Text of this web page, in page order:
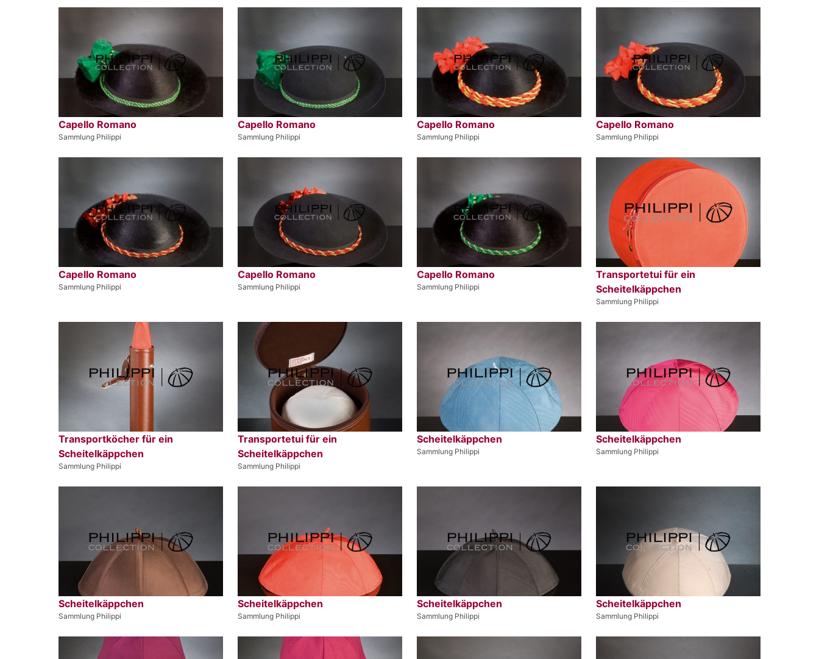
Capello Romano
Sammlung Philippi
Capello Romano
Sammlung Philippi
Capello Romano
Sammlung Philippi
Capello Romano
Sammlung Philippi
Capello Romano
Sammlung Philippi
Capello Romano
Sammlung Philippi
Capello Romano
Sammlung Philippi
Transportetui für ein
Scheitelkäppchen
Sammlung Philippi
Transportköcher für ein
Scheitelkäppchen
Sammlung Philippi
Transportetui für ein
Scheitelkäppchen
Sammlung Philippi
Scheitelkäppchen
Sammlung Philippi
Scheitelkäppchen
Sammlung Philippi
Scheitelkäppchen
Sammlung Philippi
Scheitelkäppchen
Sammlung Philippi
Scheitelkäppchen
Sammlung Philippi
Scheitelkäppchen
Sammlung Philippi